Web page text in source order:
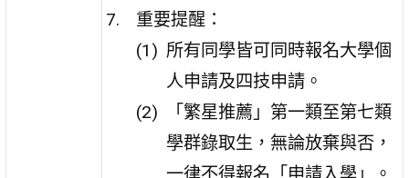
重要提醒：
所有同學皆可同時報名大學個
人申請及四技申請。
「繁星推薦」第一類至第七類
學群錄取生，無論放棄與否，